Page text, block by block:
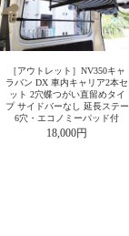
［アウトレット］NV350キャ
ラバン DX 車内キャリア2本セ
ット 2穴蝶つがい直留めタイ
プ サイドバーなし 延長ステー
6穴・エコノミーパッド付
18,000円